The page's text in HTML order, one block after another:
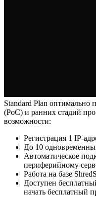
Standard Plan оптимально
(PoC) и ранних стадий
возможности:
Регистрация 1 IP-
До 10
Автоматическое
периферийному
Работа на базе
Доступен
начать бесплатный